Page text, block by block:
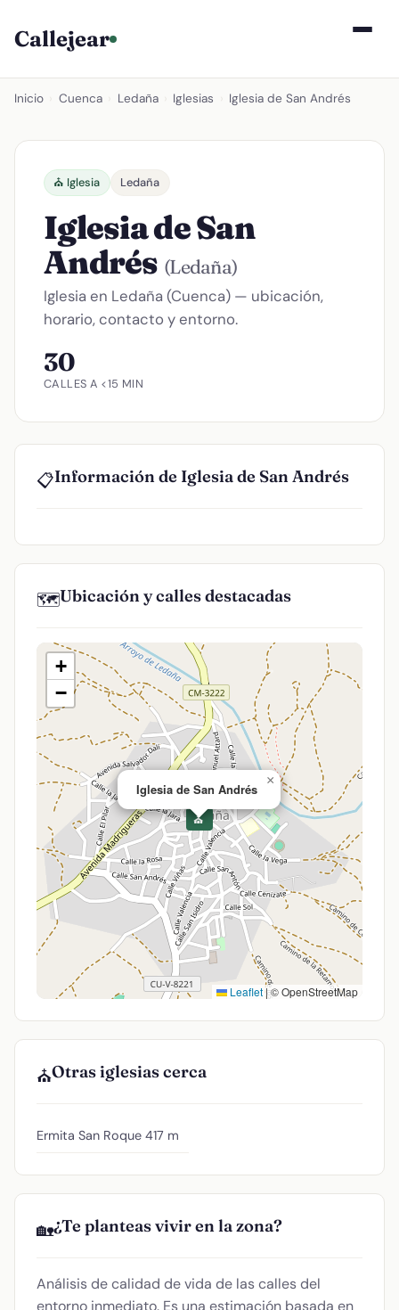
Callejear
Inicio Cuenca Ledaña Iglesias Iglesia de San Andrés
⛪ Iglesia Ledaña
Iglesia de San
Andrés (Ledaña)
Iglesia en Ledaña (Cuenca) — ubicación,
horario, contacto y entorno.
30
CALLES A <15 MIN
📋Información de Iglesia de San Andrés
🗺️Ubicación y calles destacadas
⛪
Iglesia de San Andrés
×
+
−
Leaflet|© OpenStreetMap
⛪Otras iglesias cerca
Ermita San Roque 417 m
🏡¿Te planteas vivir en la zona?
Análisis de calidad de vida de las calles del
entorno inmediato. Es una estimación basada en